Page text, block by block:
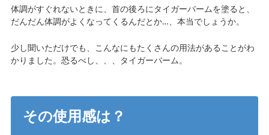
体調がすぐれないときに、首の後ろにタイガーバームを塗ると、
だんだん体調がよくなってくるんだとか…、本当でしょうか。
少し聞いただけでも、こんなにもたくさんの用法があることがわ
かりました。恐るべし、、、タイガーバーム。
その使用感は？